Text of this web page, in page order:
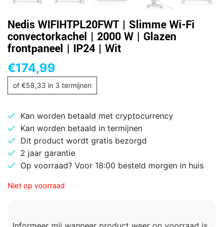
Nedis WIFIHTPL20FWT | Slimme Wi-Fi
convectorkachel | 2000 W | Glazen
frontpaneel | IP24 | Wit
€174,99
of €58,33 in 3 termijnen
Kan worden betaald met cryptocurrency
Kan worden betaald in termijnen
Dit product wordt gratis bezorgd
2 jaar garantie
Op voorraad? Voor 18:00 besteld morgen in huis
Niet op voorraad